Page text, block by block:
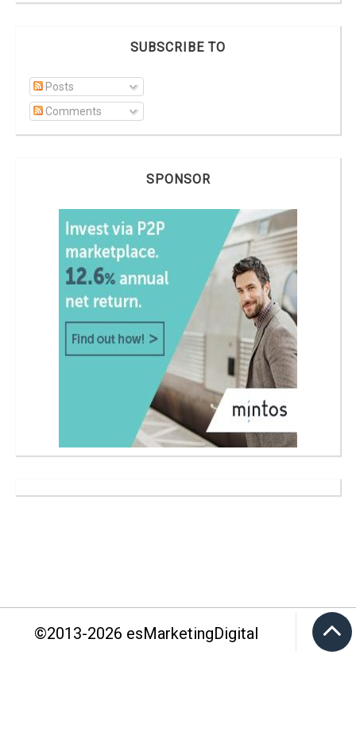
SUBSCRIBE TO
Posts
Comments
SPONSOR
©2013-2026 esMarketingDigital